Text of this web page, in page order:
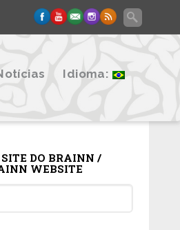
Idioma:
DO BRAINN /
WEBSITE